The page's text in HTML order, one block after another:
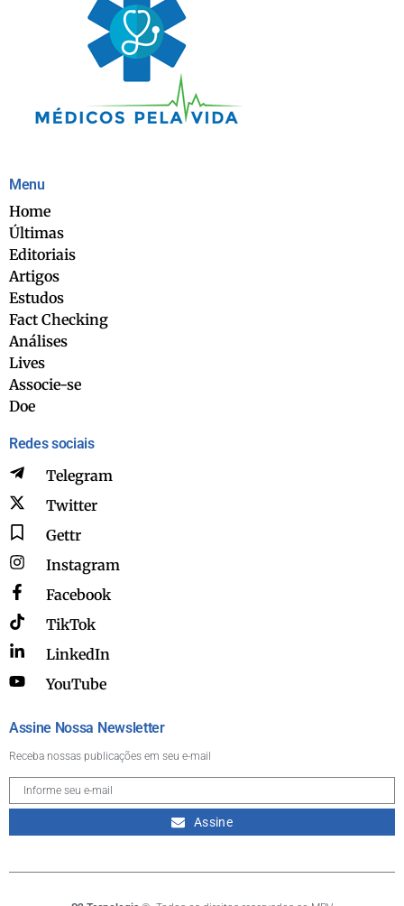
Menu
Home
Últimas
Editoriais
Artigos
Estudos
Fact Checking
Análises
Lives
Associe-se
Doe
Redes sociais
Telegram
Twitter
Gettr
Instagram
Facebook
TikTok
LinkedIn
YouTube
Assine Nossa Newsletter
Receba nossas publicações em seu e-mail
Assine